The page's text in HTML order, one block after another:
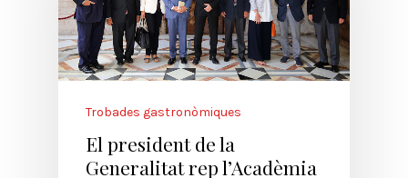
Trobades gastronòmiques
El president de la
Generalitat rep l’Acadèmia